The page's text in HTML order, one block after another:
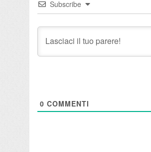
Subscribe
0 COMMENTI